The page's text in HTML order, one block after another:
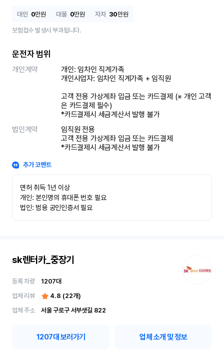
대인 0만원 대물 0만원 자차 30만원
보험접수 발생시 부과됩니다.
운전자 범위
개인계약
개인: 임차인 직계가족
개인사업자: 임차인 직계가족 + 임직원
고객 전용 가상계좌 입금 또는 카드결제 (※ 개인 고객
은 카드결제 필수)
*카드결제시 세금계산서 발행 불가
법인계약
임직원 전용
고객 전용 가상계좌 입금 또는 카드결제
*카드결제시 세금계산서 발행 불가
추가 코멘트
면허 취득 1년 이상
개인: 본인명의 휴대폰 번호 필요
법인: 범용 공인인증서 필요
sk렌터카_중장기
등록 차량 1207대
업체 리뷰
4.8 (22개)
업체 주소
서울 구로구 서부샛길 822
1207대 보러가기 업체 소개 및 정보